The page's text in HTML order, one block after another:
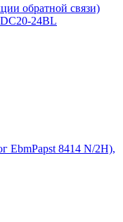
обратной связи)
24BL
EbmPapst 8414 N/2H),